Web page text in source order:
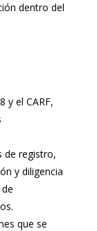
dentro del
y el CARF,
de registro,
y diligencia
que se